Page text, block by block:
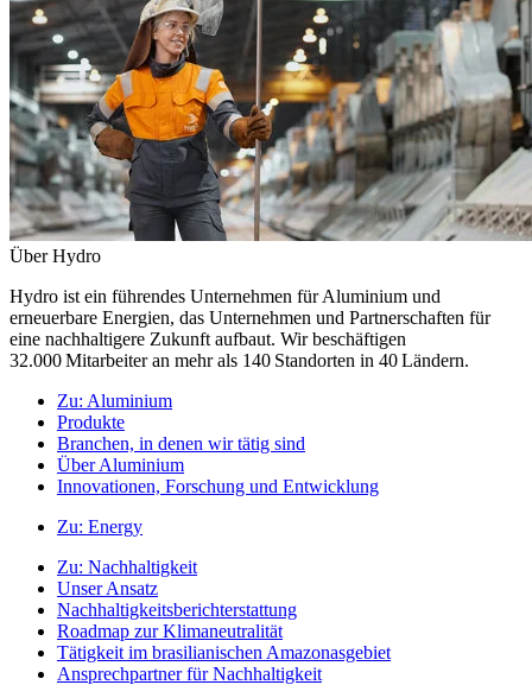
Über Hydro
Hydro ist ein führendes Unternehmen für Aluminium und
erneuerbare Energien, das Unternehmen und Partnerschaften für
eine nachhaltigere Zukunft aufbaut. Wir beschäftigen
32.000 Mitarbeiter an mehr als 140 Standorten in 40 Ländern.
Zu: Aluminium
Produkte
Branchen, in denen wir tätig sind
Über Aluminium
Innovationen, Forschung und Entwicklung
Zu: Energy
Zu: Nachhaltigkeit
Unser Ansatz
Nachhaltigkeitsberichterstattung
Roadmap zur Klimaneutralität
Tätigkeit im brasilianischen Amazonasgebiet
Ansprechpartner für Nachhaltigkeit